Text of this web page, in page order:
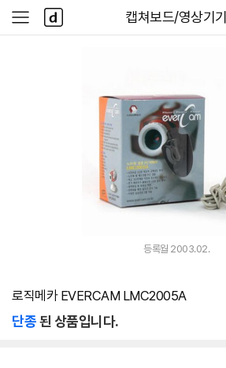
다나와
캡쳐보드/영상기기
사
이
다
나
와
등록월 2003.02.
로직메카 EVERCAM LMC2005A
단종된 상품입니다.